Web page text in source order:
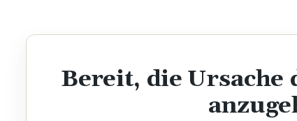
Bereit, die Ursache